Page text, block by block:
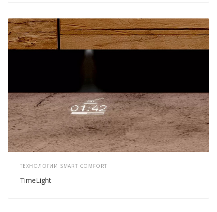
ТЕХНОЛОГИИ SMART COMFORT
TimeLight